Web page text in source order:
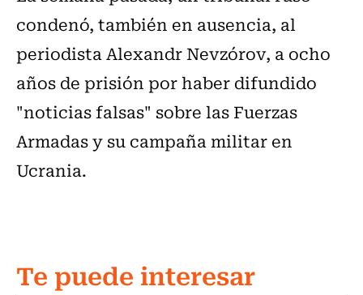
condenó, también en ausencia, al
periodista Alexandr Nevzórov, a ocho
años de prisión por haber difundido
"noticias falsas" sobre las Fuerzas
Armadas y su campaña militar en
Ucrania.
Te puede interesar